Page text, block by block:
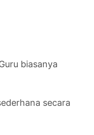
biasanya
secara